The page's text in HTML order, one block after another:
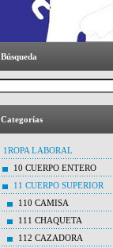
Búsqueda
Categorías
1ROPA LABORAL
10 CUERPO ENTERO
11 CUERPO SUPERIOR
110 CAMISA
111 CHAQUETA
112 CAZADORA